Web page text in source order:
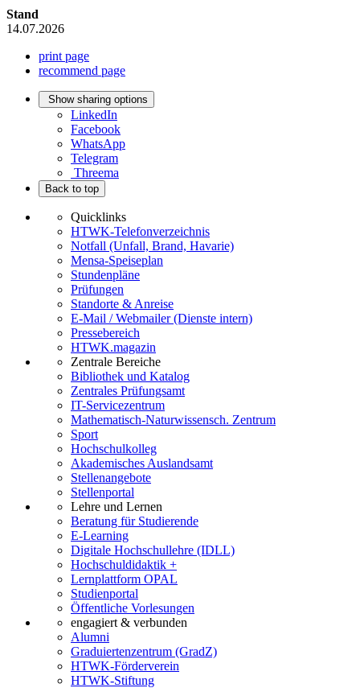
Stand
14.07.2026
print page
recommend page
Show sharing options
LinkedIn
Facebook
WhatsApp
Telegram
Threema
Back to top
Quicklinks
HTWK-Telefonverzeichnis
Notfall (Unfall, Brand, Havarie)
Mensa-Speiseplan
Stundenpläne
Prüfungen
Standorte & Anreise
E-Mail / Webmailer (Dienste intern)
Pressebereich
HTWK.magazin
Zentrale Bereiche
Bibliothek und Katalog
Zentrales Prüfungsamt
IT-Servicezentrum
Mathematisch-Naturwissensch. Zentrum
Sport
Hochschulkolleg
Akademisches Auslandsamt
Stellenangebote
Stellenportal
Lehre und Lernen
Beratung für Studierende
E-Learning
Digitale Hochschullehre (IDLL)
Hochschuldidaktik +
Lernplattform OPAL
Studienportal
Öffentliche Vorlesungen
engagiert & verbunden
Alumni
Graduiertenzentrum (GradZ)
HTWK-Förderverein
HTWK-Stiftung